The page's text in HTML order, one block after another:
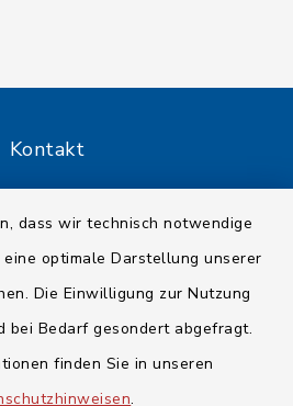
dass wir technisch notwendige
eine optimale Darstellung unserer
Die Einwilligung zur Nutzung
bei Bedarf gesondert abgefragt.
finden Sie in unseren
.
Kontakt
Sitemap